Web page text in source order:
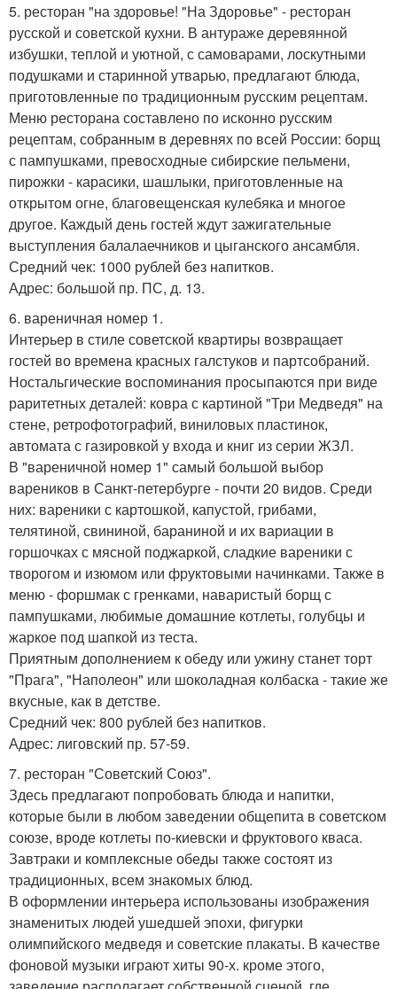
5. ресторан "на здоровье! "На Здоровье" - ресторан
русской и советской кухни. В антураже деревянной
избушки, теплой и уютной, с самоварами, лоскутными
подушками и старинной утварью, предлагают блюда,
приготовленные по традиционным русским рецептам.
Меню ресторана составлено по исконно русским
рецептам, собранным в деревнях по всей России: борщ
с пампушками, превосходные сибирские пельмени,
пирожки - карасики, шашлыки, приготовленные на
открытом огне, благовещенская кулебяка и многое
другое. Каждый день гостей ждут зажигательные
выступления балалаечников и цыганского ансамбля.
Средний чек: 1000 рублей без напитков.
Адрес: большой пр. ПС, д. 13.
6. вареничная номер 1.
Интерьер в стиле советской квартиры возвращает
гостей во времена красных галстуков и партсобраний.
Ностальгические воспоминания просыпаются при виде
раритетных деталей: ковра с картиной "Три Медведя" на
стене, ретрофотографий, виниловых пластинок,
автомата с газировкой у входа и книг из серии ЖЗЛ.
В "вареничной номер 1" самый большой выбор
вареников в Санкт-петербурге - почти 20 видов. Среди
них: вареники с картошкой, капустой, грибами,
телятиной, свининой, бараниной и их вариации в
горшочках с мясной поджаркой, сладкие вареники с
творогом и изюмом или фруктовыми начинками. Также в
меню - форшмак с гренками, наваристый борщ с
пампушками, любимые домашние котлеты, голубцы и
жаркое под шапкой из теста.
Приятным дополнением к обеду или ужину станет торт
"Прага", "Наполеон" или шоколадная колбаска - такие же
вкусные, как в детстве.
Средний чек: 800 рублей без напитков.
Адрес: лиговский пр. 57-59.
7. ресторан "Советский Союз".
Здесь предлагают попробовать блюда и напитки,
которые были в любом заведении общепита в советском
союзе, вроде котлеты по-киевски и фруктового кваса.
Завтраки и комплексные обеды также состоят из
традиционных, всем знакомых блюд.
В оформлении интерьера использованы изображения
знаменитых людей ушедшей эпохи, фигурки
олимпийского медведя и советские плакаты. В качестве
фоновой музыки играют хиты 90-х. кроме этого,